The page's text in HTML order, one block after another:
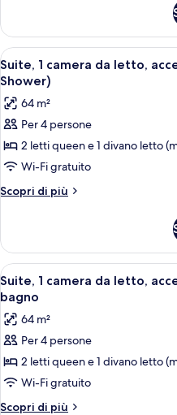
da
letto,
cucina
1
camera
da
letto,
Apri
tutte
le
foto
per
Suite,
1
camera
accessibile
ai
disabili
(Roll-
In
Shower)
4
Suite, 1 camera da letto,
Shower)
64 m²
Per 4 persone
2 letti queen e 1 divano letto
Wi-Fi gratuito
Scopri di più
Altri
1
camera
da
letto,
accessibile
ai
disabili
In
Shower)
Apri
tutte
le
foto
per
Suite,
1
camera
4
Suite, 1 camera da letto,
bagno
64 m²
Per 4 persone
2 letti queen e 1 divano letto
Wi-Fi gratuito
Scopri di più
Altri